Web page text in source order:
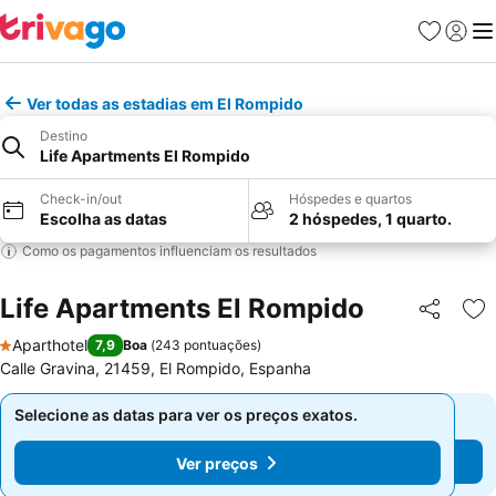
Favoritos
Iniciar
Ver todas as estadias em El Rompido
Destino
Life Apartments El Rompido
Check-in/out
Escolha as datas
Hóspedes e quartos
2 hóspedes, 1 quarto.
Como os pagamentos influenciam os resultados
Life Apartments El Rompido Partilhar
1 Estrelas
Aparthotel 7,9 Boa (243 pontuações)
Calle Gravina, 21459, El Rompido, Espanha
Selecione as datas para ver os preços exatos.
Ver preços
Selecione as datas para ver os preços exatos.
Ver preços